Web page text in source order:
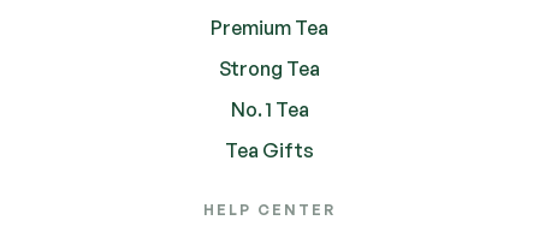
Premium Tea
Strong Tea
No. 1 Tea
Tea Gifts
HELP CENTER